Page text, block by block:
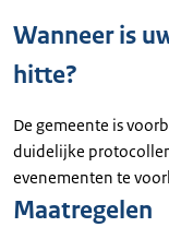
Wanneer is
hitte?
De gemeente is
duidelijke
evenementen te
Maatregelen